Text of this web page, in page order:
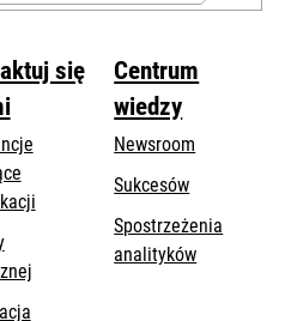
się
opens
Centrum
wiedzy
Newsroom
Sukcesów
Spostrzeżenia
analityków